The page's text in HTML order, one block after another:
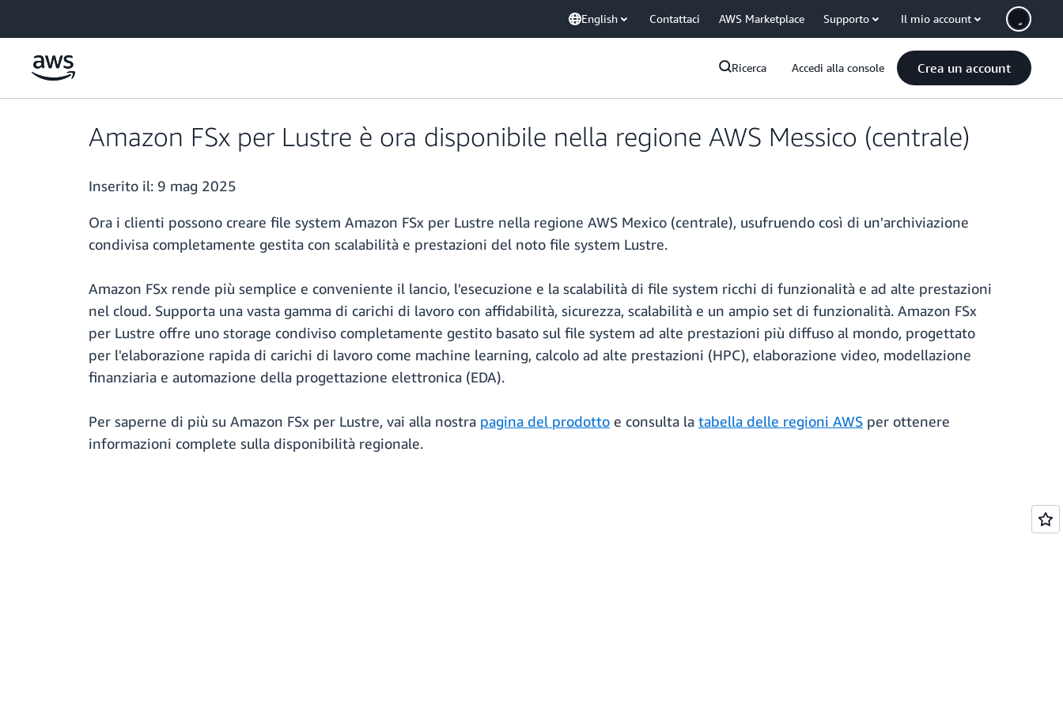
English Contattaci AWS Marketplace Supporto Il mio account
Ricerca Accedi alla console Crea un account
Amazon FSx per Lustre è ora disponibile nella regione AWS Messico (centrale)
Inserito il: 9 mag 2025
Ora i clienti possono creare file system Amazon FSx per Lustre nella regione AWS Mexico (centrale), usufruendo così di un'archiviazione
condivisa completamente gestita con scalabilità e prestazioni del noto file system Lustre.
Amazon FSx rende più semplice e conveniente il lancio, l'esecuzione e la scalabilità di file system ricchi di funzionalità e ad alte prestazioni
nel cloud. Supporta una vasta gamma di carichi di lavoro con affidabilità, sicurezza, scalabilità e un ampio set di funzionalità. Amazon FSx
per Lustre offre uno storage condiviso completamente gestito basato sul file system ad alte prestazioni più diffuso al mondo, progettato
per l'elaborazione rapida di carichi di lavoro come machine learning, calcolo ad alte prestazioni (HPC), elaborazione video, modellazione
finanziaria e automazione della progettazione elettronica (EDA).
Per saperne di più su Amazon FSx per Lustre, vai alla nostra pagina del prodotto e consulta la tabella delle regioni AWS per ottenere
informazioni complete sulla disponibilità regionale.